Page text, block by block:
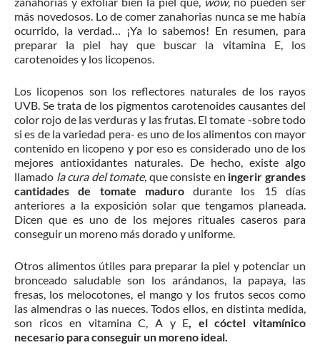
más novedosos. Lo de comer zanahorias nunca se me había
ocurrido, la verdad… ¡Ya lo sabemos! En resumen, para
preparar la piel hay que buscar la vitamina E, los
carotenoides y los licopenos.
Los licopenos son los reflectores naturales de los rayos
UVB. Se trata de los pigmentos carotenoides causantes del
color rojo de las verduras y las frutas. El tomate -sobre todo
si es de la variedad pera- es uno de los alimentos con mayor
contenido en licopeno y por eso es considerado uno de los
mejores antioxidantes naturales. De hecho, existe algo
llamado la cura del tomate, que consiste en ingerir grandes
cantidades de tomate madurodurante los 15 días
anteriores a la exposición solar que tengamos planeada.
Dicen que es uno de los mejores rituales caseros para
conseguir un moreno más dorado y uniforme.
Otros alimentos útiles para preparar la piel y potenciar un
bronceado saludable son los arándanos, la papaya, las
fresas, los melocotones, el mango y los frutos secos como
las almendras o las nueces. Todos ellos, en distinta medida,
son ricos en vitamina C, A y E, el cóctel vitamínico
necesario para conseguir un moreno ideal.